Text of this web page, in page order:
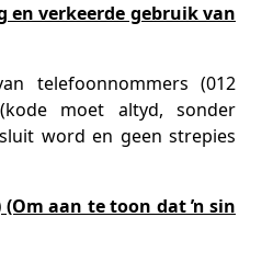
en verkeerde gebruik van
telefoonnommers (012
moet altyd, sonder
word en geen strepies
(Om aan te toon dat ŉ sin